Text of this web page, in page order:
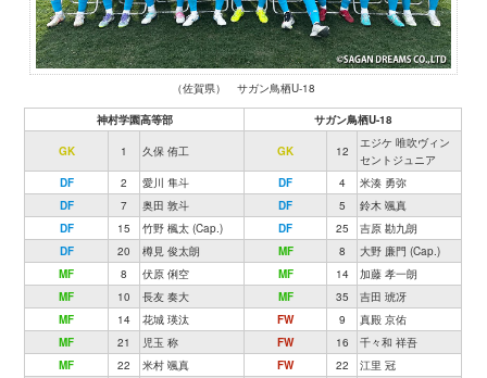
（佐賀県） サガン鳥栖U-18
神村学園高等部 サガン鳥栖U-18
GK 1 久保 侑工 GK 12
エジケ 唯吹ヴィン
セントジュニア
DF
2 愛川 隼斗 DF 4
米湊 勇弥
DF
7 奥田 敦斗 DF 5
鈴木 颯真
DF
15 竹野 楓太 (Cap.) DF 25
吉原 勘九朗
DF
20 樽見 俊太朗 MF 8
大野 廉門 (Cap.)
MF
8 伏原 俐空 MF 14
加藤 孝一朗
MF
10 長友 奏大 MF 35
吉田 琥冴
MF
14 花城 瑛汰 FW 9
真殿 京佑
MF
21 児玉 称 FW 16
千々和 祥吾
MF
22 米村 颯真 FW 22
江里 冠